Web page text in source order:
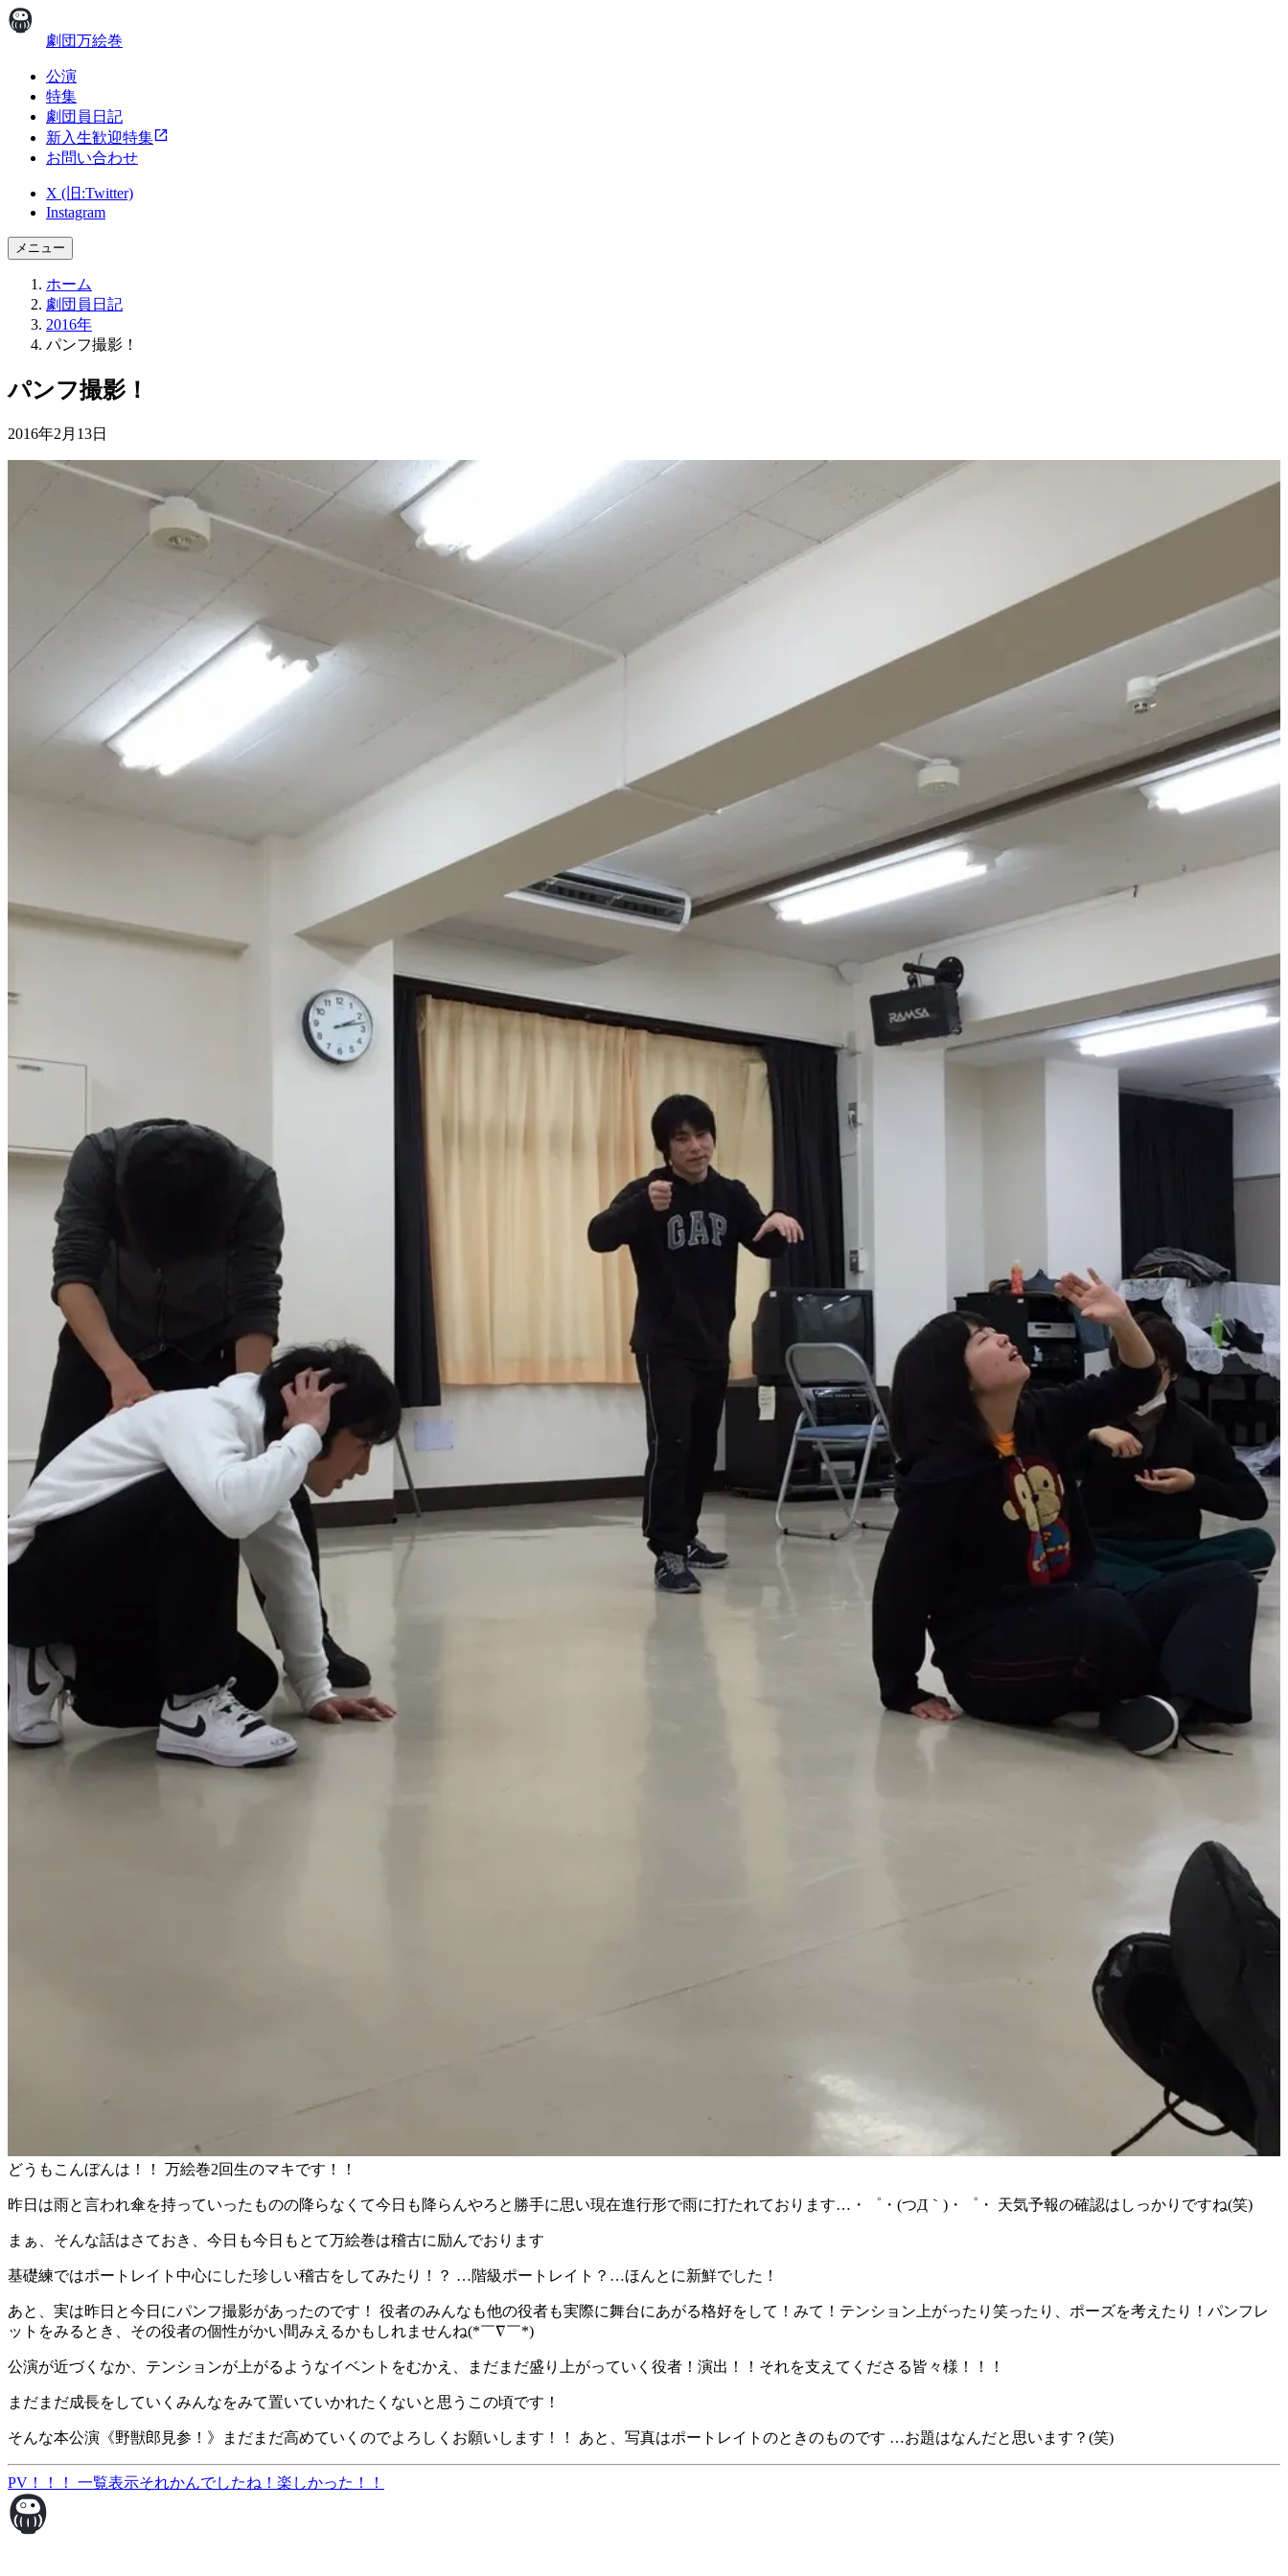
劇団万絵巻
公演
特集
劇団員日記
新入生歓迎特集
お問い合わせ
X (旧:Twitter)
Instagram
メニュー
ホーム
劇団員日記
2016年
パンフ撮影！
パンフ撮影！
2016年2月13日
どうもこんぼんは！！ 万絵巻2回生のマキです！！
昨日は雨と言われ傘を持っていったものの降らなくて今日も降らんやろと勝手に思い現在進行形で雨に打たれております…・゜・(つД｀)・゜・ 天気予報の確認はしっかりですね(笑)
まぁ、そんな話はさておき、今日も今日もとて万絵巻は稽古に励んでおります
基礎練ではポートレイト中心にした珍しい稽古をしてみたり！？ …階級ポートレイト？…ほんとに新鮮でした！
あと、実は昨日と今日にパンフ撮影があったのです！ 役者のみんなも他の役者も実際に舞台にあがる格好をして！みて！テンション上がったり笑ったり、ポーズを考えたり！パンフレ
ットをみるとき、その役者の個性がかい間みえるかもしれませんね(*￣∇￣*)
公演が近づくなか、テンションが上がるようなイベントをむかえ、まだまだ盛り上がっていく役者！演出！！それを支えてくださる皆々様！！！
まだまだ成長をしていくみんなをみて置いていかれたくないと思うこの頃です！
そんな本公演《野獣郎見参！》まだまだ高めていくのでよろしくお願いします！！ あと、写真はポートレイトのときのものです …お題はなんだと思います？(笑)
PV！！！ 一覧表示それかんでしたね！楽しかった！！